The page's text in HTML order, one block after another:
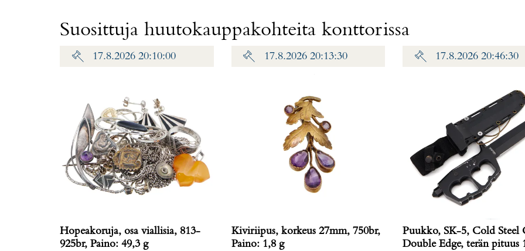
Suosittuja huutokauppakohteita konttorissa
17.8.2026 20:10:00
Hopeakoruja, osa viallisia, 813-
925br, Paino: 49,3 g
17.8.2026 20:13:30
Kiviriipus, korkeus 27mm, 750br,
Paino: 1,8 g
17.8.2026 20:46:30
Puukko, SK-5, Cold Steel
Double Edge, terän pituus